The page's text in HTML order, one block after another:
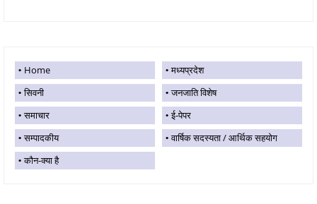
Home
मध्यप्रदेश
सिवनी
जनजाति विशेष
समाचार
ई-पेपर
सम्पादकीय
वार्षिक सदस्यता / आर्थिक सहयोग
कौन-क्या है